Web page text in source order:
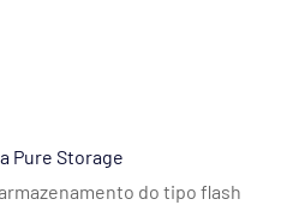
Pure Storage
do tipo flash